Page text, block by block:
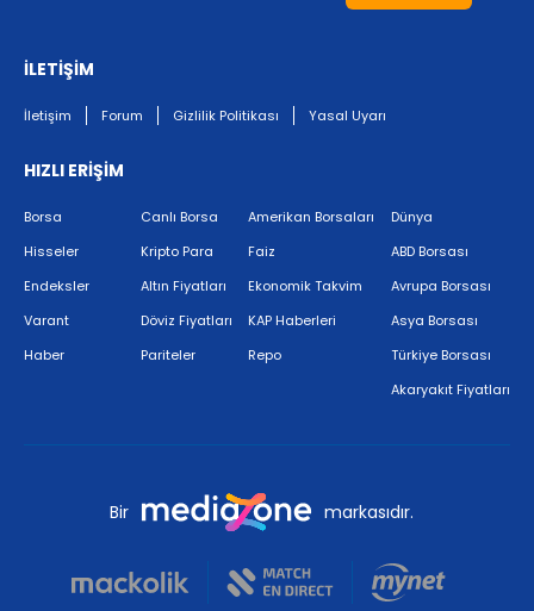
İLETİŞİM
İletişim Forum Gizlilik Politikası Yasal Uyarı
HIZLI ERİŞİM
Borsa
Hisseler
Endeksler
Varant
Haber
Canlı Borsa
Kripto Para
Altın Fiyatları
Döviz Fiyatları
Pariteler
Amerikan Borsaları
Faiz
Ekonomik Takvim
KAP Haberleri
Repo
Dünya
ABD Borsası
Avrupa Borsası
Asya Borsası
Türkiye Borsası
Akaryakıt Fiyatları
Bir markasıdır.